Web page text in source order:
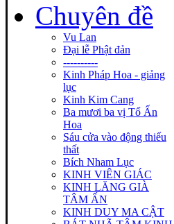
Chuyên đề
Vu Lan
Đại lễ Phật đản
----------
Kinh Pháp Hoa - giảng
lục
Kinh Kim Cang
Ba mươi ba vị Tổ Ấn
Hoa
Sáu cửa vào động thiếu
thất
Bích Nham Lục
KINH VIÊN GIÁC
KINH LĂNG GIÀ
TÂM ẤN
KINH DUY MA CẬT